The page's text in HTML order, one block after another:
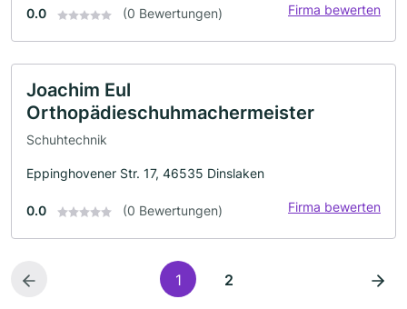
0.0 (0 Bewertungen) Firma bewerten
Joachim Eul
Orthopädieschuhmachermeister
Schuhtechnik
Eppinghovener Str. 17, 46535 Dinslaken
0.0 (0 Bewertungen) Firma bewerten
1 2